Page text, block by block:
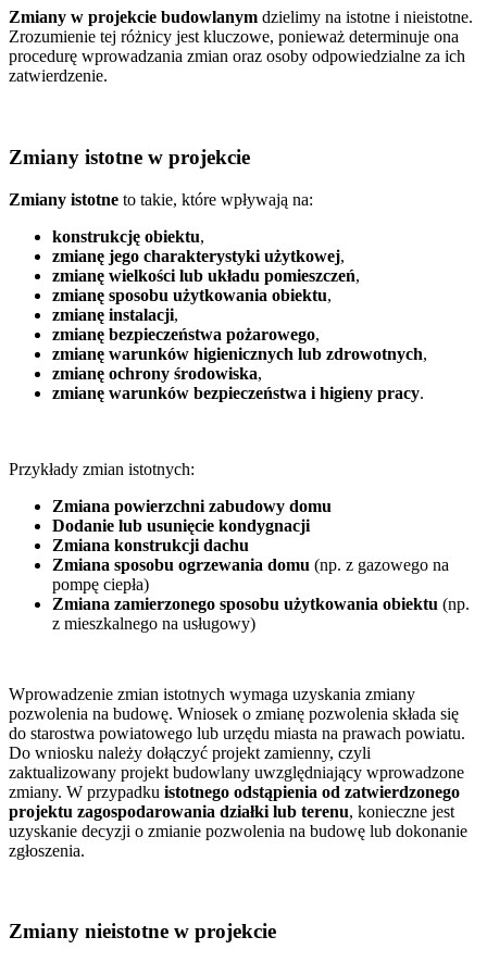
Zmiany w projekcie budowlanym dzielimy na istotne i nieistotne.
Zrozumienie tej różnicy jest kluczowe, ponieważ determinuje ona
procedurę wprowadzania zmian oraz osoby odpowiedzialne za ich
zatwierdzenie.
Zmiany istotne w projekcie
Zmiany istotne to takie, które wpływają na:
konstrukcję obiektu,
zmianę jego charakterystyki użytkowej,
zmianę wielkości lub układu pomieszczeń,
zmianę sposobu użytkowania obiektu,
zmianę instalacji,
zmianę bezpieczeństwa pożarowego,
zmianę warunków higienicznych lub zdrowotnych,
zmianę ochrony środowiska,
zmianę warunków bezpieczeństwa i higieny pracy.
Przykłady zmian istotnych:
Zmiana powierzchni zabudowy domu
Dodanie lub usunięcie kondygnacji
Zmiana konstrukcji dachu
Zmiana sposobu ogrzewania domu (np. z gazowego na
pompę ciepła)
Zmiana zamierzonego sposobu użytkowania obiektu (np.
z mieszkalnego na usługowy)
Wprowadzenie zmian istotnych wymaga uzyskania zmiany
pozwolenia na budowę. Wniosek o zmianę pozwolenia składa się
do starostwa powiatowego lub urzędu miasta na prawach powiatu.
Do wniosku należy dołączyć projekt zamienny, czyli
zaktualizowany projekt budowlany uwzględniający wprowadzone
zmiany. W przypadku istotnego odstąpienia od zatwierdzonego
projektu zagospodarowania działki lub terenu, konieczne jest
uzyskanie decyzji o zmianie pozwolenia na budowę lub dokonanie
zgłoszenia.
Zmiany nieistotne w projekcie